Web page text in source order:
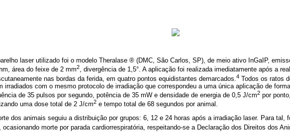
laser utilizado foi o modelo Theralase ® (DMC, São Carlos, SP), de meio ativo InGaIP,
área do feixe de 2 mm2, divergência de 1,5°. A aplicação foi realizada imediatamente após a
nas bordas da ferida, em quatro pontos equidistantes demarcados. 4 Todos os ratos
irradiados com o mesmo protocolo de irradiação que correspondeu a uma única aplicação de
de 35 pulsos por segundo, potência de 35 mW e densidade de energia de 0,5 J/cm2 por
uma dose total de 2 J/cm2 e tempo total de 68 segundos por animal.
dos animais seguiu a distribuição por grupos: 6, 12 e 24 horas após a irradiação laser. Para tal,
, ocasionando morte por parada cardiorrespiratória, respeitando-se a Declaração dos Direitos dos